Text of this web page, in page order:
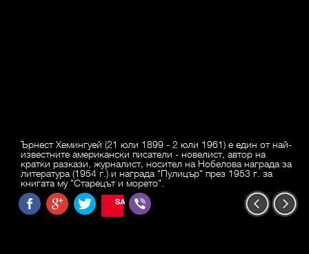
Ърнест Хемингуей (21 юли 1899 - 2 юли 1961) е един от най-
известните американски писатели - новелист, автор на
кратки разкази, журналист, носител на Нобелова награда за
литература (1954 г.) и награда "Пулицър" през 1953 г. за
книгата му "Старецът и морето".
SAVE